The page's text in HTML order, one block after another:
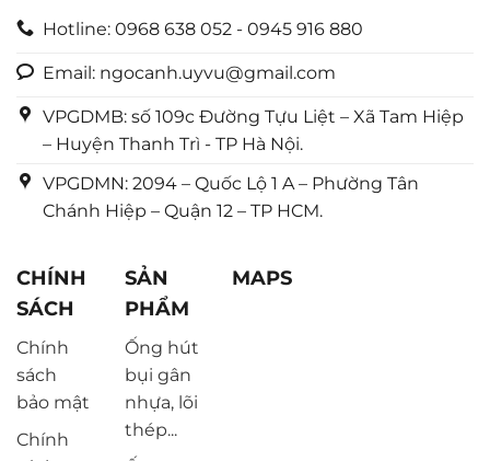
Hotline: 0968 638 052 - 0945 916 880
Email: ngocanh.uyvu@gmail.com
VPGDMB: số 109c Đường Tựu Liệt – Xã Tam Hiệp
– Huyện Thanh Trì - TP Hà Nội.
VPGDMN: 2094 – Quốc Lộ 1 A – Phường Tân
Chánh Hiệp – Quận 12 – TP HCM.
CHÍNH
SÁCH
Chính
sách
bảo mật
Chính
SẢN
PHẨM
Ống hút
bụi gân
nhựa, lõi
thép...
MAPS